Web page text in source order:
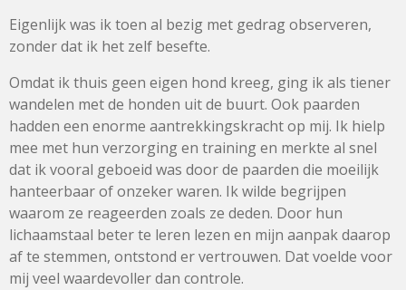
Eigenlijk was ik toen al bezig met gedrag observeren,
zonder dat ik het zelf besefte.
Omdat ik thuis geen eigen hond kreeg, ging ik als tiener
wandelen met de honden uit de buurt. Ook paarden
hadden een enorme aantrekkingskracht op mij. Ik hielp
mee met hun verzorging en training en merkte al snel
dat ik vooral geboeid was door de paarden die moeilijk
hanteerbaar of onzeker waren. Ik wilde begrijpen
waarom ze reageerden zoals ze deden. Door hun
lichaamstaal beter te leren lezen en mijn aanpak daarop
af te stemmen, ontstond er vertrouwen. Dat voelde voor
mij veel waardevoller dan controle.